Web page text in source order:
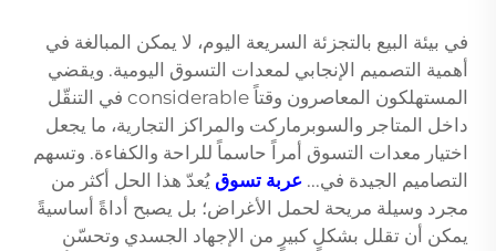
في بيئة البيع بالتجزئة السريعة اليوم، لا يمكن المبالغة في
أهمية التصميم الإنجابي لمعدات التسوق اليومية. ويقضي
المستهلكون المعاصرون وقتاً considerable في التنقّل
داخل المتاجر والسوبرماركت والمراكز التجارية، ما يجعل
اختيار معدات التسوق أمراً حاسماً للراحة والكفاءة. وتسهم
التصاميم الجيدة في... عربة تسوق يُعدّ هذا الحل أكثر من
مجرد وسيلة مريحة لحمل الأغراض؛ بل يصبح أداةً أساسيةً
يمكن أن تقلل بشكلٍ كبيرٍ من الإجهاد الجسدي وتحسّن